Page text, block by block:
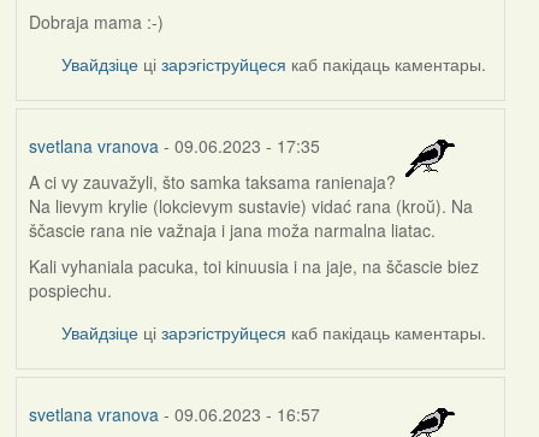
Dobraja mama :-)
Увайдзіце цізарэгіструйцеся каб пакідаць каментары.
svetlana vranova- 09.06.2023 - 17:35
A ci vy zauvažyli, što samka taksama ranienaja?
Na lievym krylie (lokcievym sustavie) vidać rana (kroŭ). Na
ščascie rana nie važnaja i jana moža narmalna liatac.
Kali vyhaniala pacuka, toi kinuusia i na jaje, na ščascie biez
pospiechu.
Увайдзіце цізарэгіструйцеся каб пакідаць каментары.
svetlana vranova- 09.06.2023 - 16:57